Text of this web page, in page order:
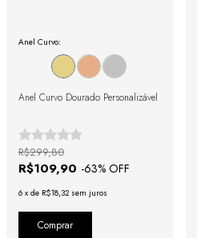
Anel Curvo:
Anel Curvo Dourado Personalizável
R$109,90 -63% OFF
R$299,80
6 x de R$18,32 sem juros
Comprar